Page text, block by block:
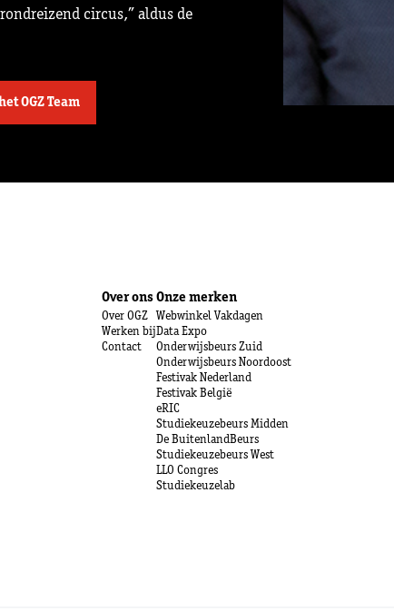
circus,’’ aldus de
OGZ Team
Over ons
Over OGZ
Werken bij
Contact
Onze merken
Webwinkel Vakdagen
Data Expo
Onderwijsbeurs Zuid
Onderwijsbeurs Noordoost
Festivak Nederland
Festivak België
eRIC
Studiekeuzebeurs Midden
De BuitenlandBeurs
Studiekeuzebeurs West
LLO Congres
Studiekeuzelab